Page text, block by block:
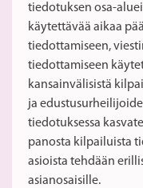
tiedotuksen osa-
käytettävää aikaa
tiedottamiseen,
tiedottamiseen
kansainvälisistä
ja
tiedotuksessa
panosta kilpailuista
asioista tehdään
asianosaisille.